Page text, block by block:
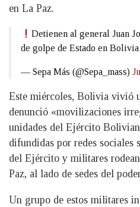
en La Paz.
Detienen al general Juan
de golpe de Estado en Bolivia
— Sepa Más (@Sepa_mass)
Este miércoles, Bolivia vivió
denunció «movilizaciones
unidades del Ejército
difundidas por redes sociales
del Ejército y militares
Paz, al lado de sedes del
Un grupo de estos militares